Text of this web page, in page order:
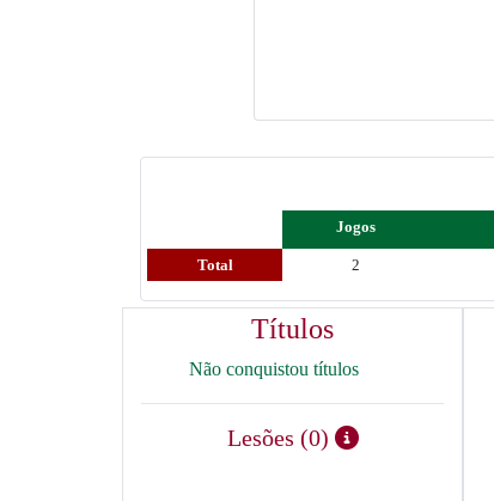
Jogos
Total 2
Títulos
Não conquistou títulos
Lesões (0)